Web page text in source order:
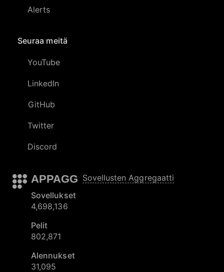
Alerts
Seuraa meitä
YouTube
LinkedIn
GitHub
Twitter
Discord
APPAGG Sovellusten Aggregaatti
Sovellukset
4,698,136
Pelit
802,871
Alennukset
31,095